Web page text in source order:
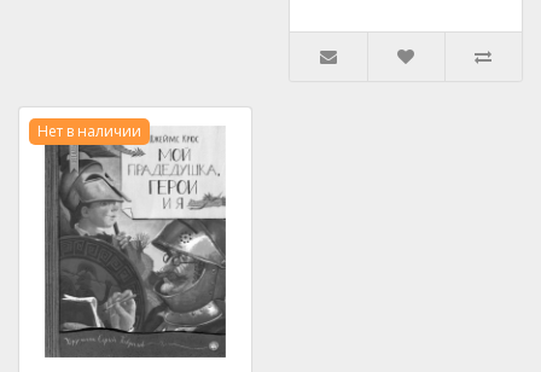
Нет в наличии